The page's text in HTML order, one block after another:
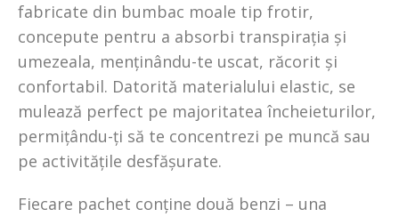
fabricate din bumbac moale tip frotir,
concepute pentru a absorbi transpirația și
umezeala, menținându-te uscat, răcorit și
confortabil. Datorită materialului elastic, se
mulează perfect pe majoritatea încheieturilor,
permițându-ți să te concentrezi pe muncă sau
pe activitățile desfășurate.
Fiecare pachet conține două benzi – una